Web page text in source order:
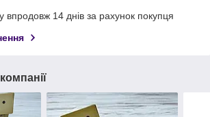
впродовж 14 днів за рахунок покупця